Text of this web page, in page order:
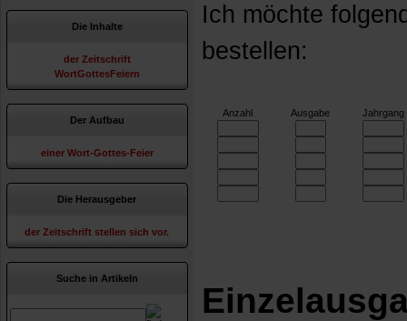
Die Inhalte
der Zeitschrift
WortGottesFeiern
Der Aufbau
einer Wort-Gottes-Feier
Die Herausgeber
der Zeitschrift stellen sich vor.
Suche in Artikeln
Ich möchte
bestellen:
Anzahl Ausgabe Jahrgang